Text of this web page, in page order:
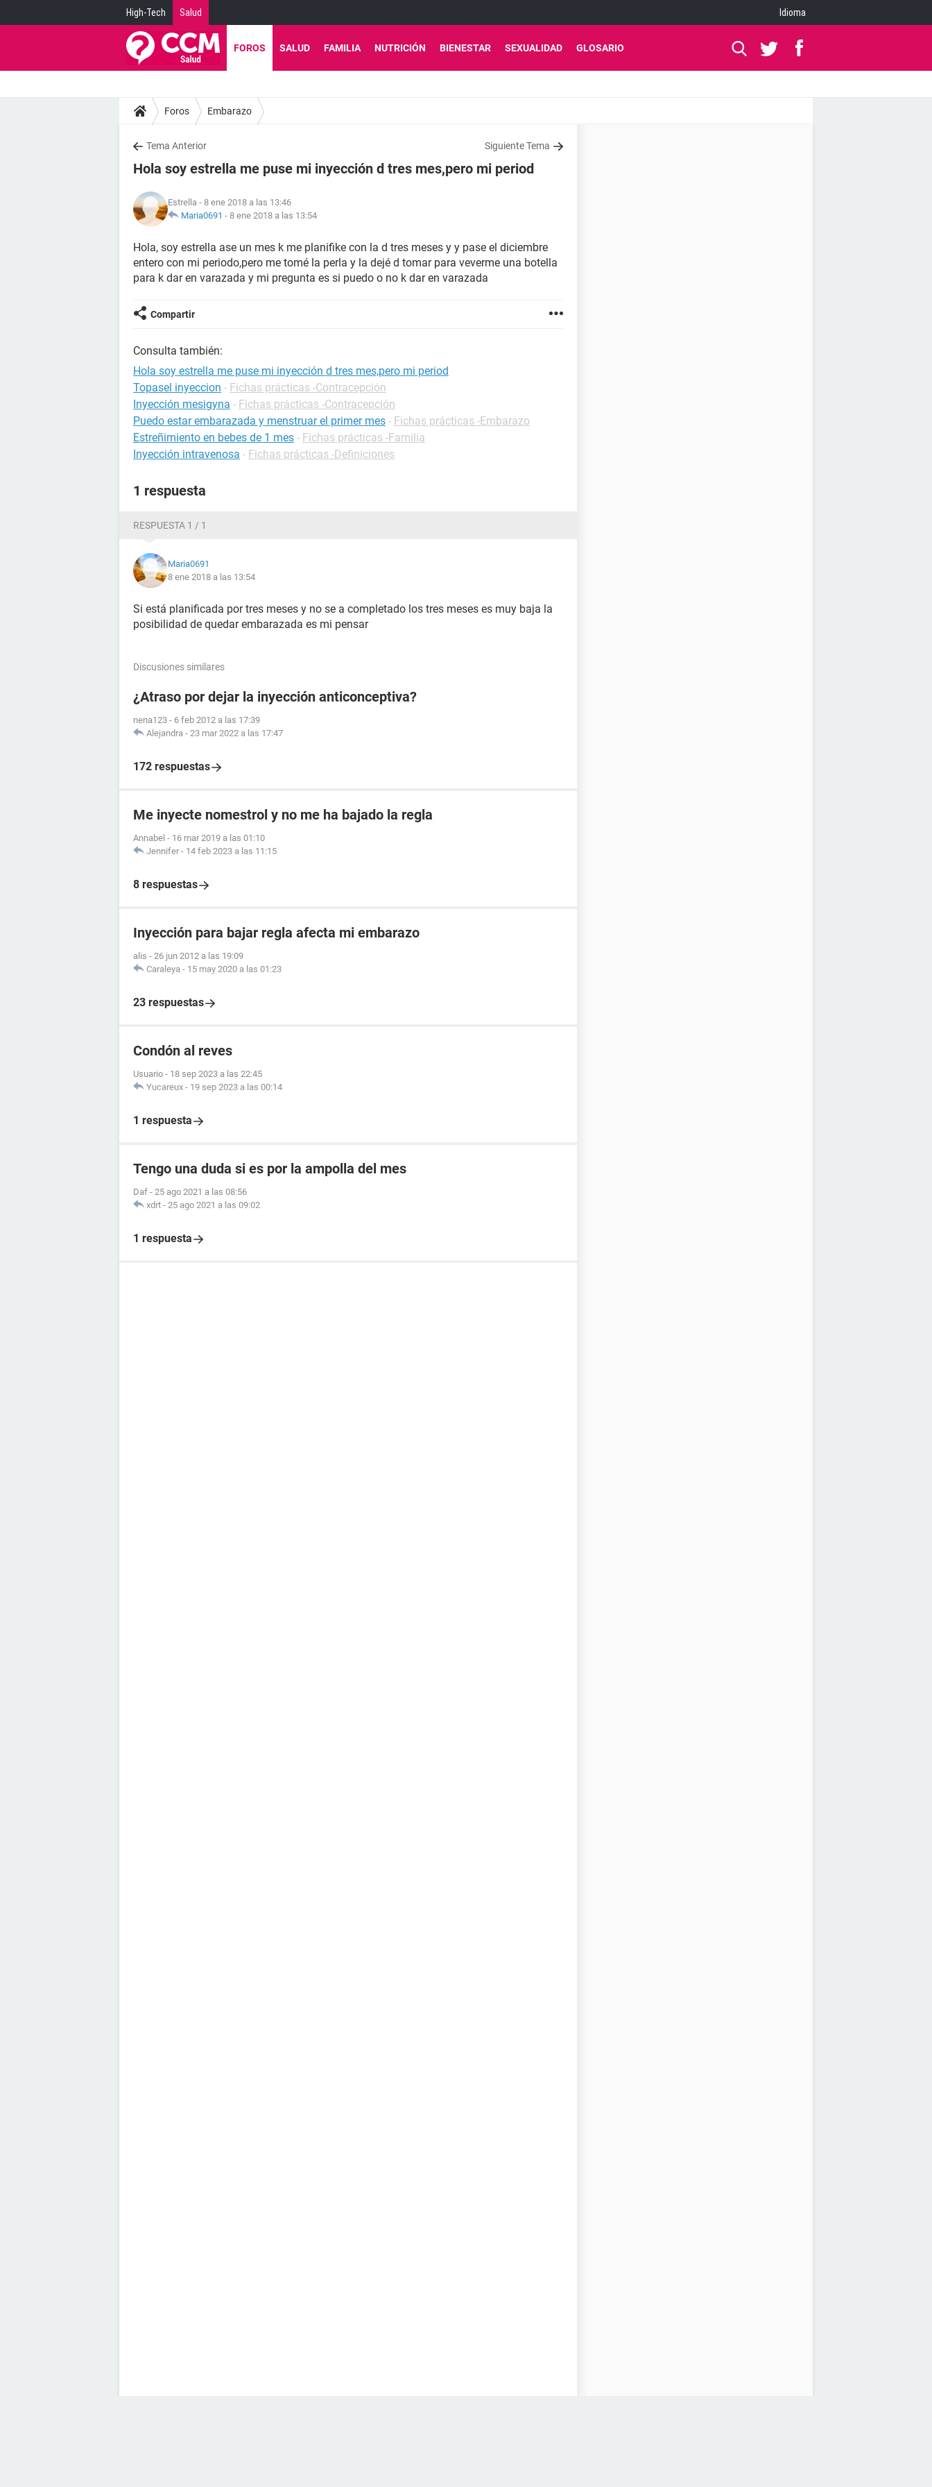
High-Tech Salud Idioma
FOROS SALUD FAMILIA NUTRICIÓN BIENESTAR SEXUALIDAD GLOSARIO
Foros Embarazo
Tema Anterior Siguiente Tema
Hola soy estrella me puse mi inyección d tres mes,pero mi period
Estrella - 8 ene 2018 a las 13:46
Maria0691 - 8 ene 2018 a las 13:54
Hola, soy estrella ase un mes k me planifike con la d tres meses y y pase el diciembre
entero con mi periodo,pero me tomé la perla y la dejé d tomar para veverme una botella
para k dar en varazada y mi pregunta es si puedo o no k dar en varazada
Compartir
Consulta también:
Hola soy estrella me puse mi inyección d tres mes,pero mi period
Topasel inyeccion - Fichas prácticas -Contracepción
Inyección mesigyna - Fichas prácticas -Contracepción
Puedo estar embarazada y menstruar el primer mes - Fichas prácticas -Embarazo
Estreñimiento en bebes de 1 mes - Fichas prácticas -Familia
Inyección intravenosa - Fichas prácticas -Definiciones
1 respuesta
RESPUESTA 1 / 1
Maria0691
8 ene 2018 a las 13:54
Si está planificada por tres meses y no se a completado los tres meses es muy baja la
posibilidad de quedar embarazada es mi pensar
Discusiones similares
¿Atraso por dejar la inyección anticonceptiva?
nena123 - 6 feb 2012 a las 17:39
Alejandra - 23 mar 2022 a las 17:47
172 respuestas
Me inyecte nomestrol y no me ha bajado la regla
Annabel - 16 mar 2019 a las 01:10
Jennifer - 14 feb 2023 a las 11:15
8 respuestas
Inyección para bajar regla afecta mi embarazo
alis - 26 jun 2012 a las 19:09
Caraleya - 15 may 2020 a las 01:23
23 respuestas
Condón al reves
Usuario - 18 sep 2023 a las 22:45
Yucareux - 19 sep 2023 a las 00:14
1 respuesta
Tengo una duda si es por la ampolla del mes
Daf - 25 ago 2021 a las 08:56
xdrt - 25 ago 2021 a las 09:02
1 respuesta